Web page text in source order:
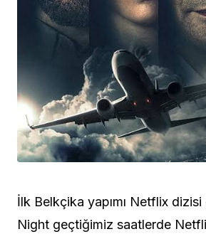
İlk Belkçika yapımı Netflix
Night geçtiğimiz saatlerde